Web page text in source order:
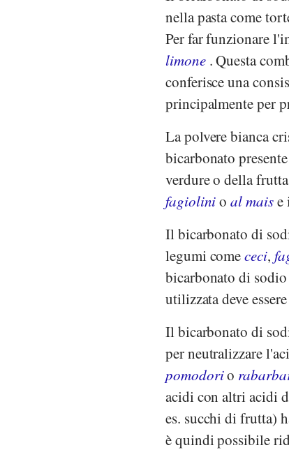
nella pasta come
Per far funzionare
limone. Questa
conferisce una
principalmente per
La polvere bianca
bicarbonato
verdure o della
fagiolinioal maise
Il bicarbonato di
legumi comececi,
bicarbonato di
utilizzata deve
Il bicarbonato di
per neutralizzare
pomodorio
acidi con altri acidi
es. succhi di frutta)
è quindi possibile